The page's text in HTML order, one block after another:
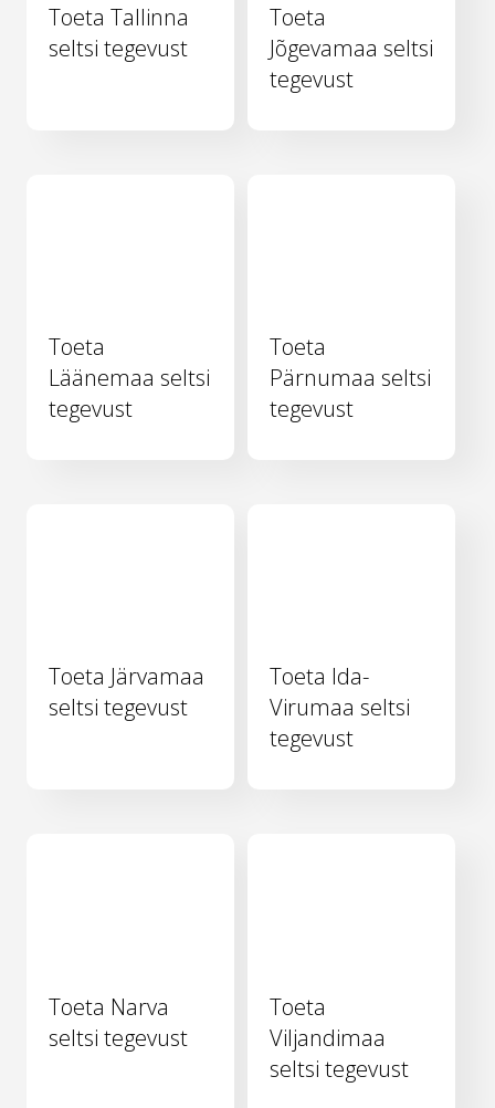
Toeta Tallinna
seltsi tegevust
Toeta
Jõgevamaa seltsi
tegevust
Toeta
Läänemaa seltsi
tegevust
Toeta
Pärnumaa seltsi
tegevust
Toeta Järvamaa
seltsi tegevust
Toeta Ida-
Virumaa seltsi
tegevust
Toeta Narva
seltsi tegevust
Toeta
Viljandimaa
seltsi tegevust